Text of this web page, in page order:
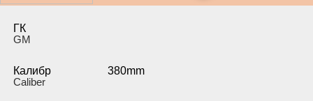
ГК
GM
Калибр
Caliber
380mm